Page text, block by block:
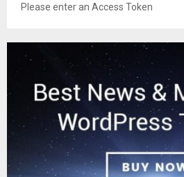
Please enter an Access Token